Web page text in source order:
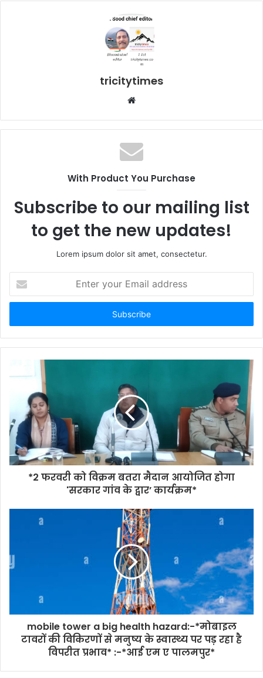
tricitytimes
Website
With Product You Purchase
Subscribe to our mailing list
to get the new updates!
Lorem ipsum dolor sit amet, consectetur.
your
Email
*2 फरवरी को विक्रम बतरा मैदान आयोजित होगा
'सरकार गांव के द्वार’ कार्यक्रम*
mobile tower a big health hazard:-*मोबाइल
टावरों की विकिरणों से मनुष्य के स्वास्थ्य पर पड़ रहा है
विपरीत प्रभाव* :-*आई एम ए पालमपुर*